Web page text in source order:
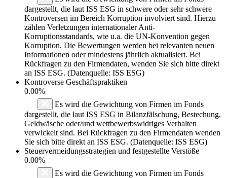
dargestellt, die laut ISS ESG in schwere oder sehr schwere
Kontroversen im Bereich Korruption involviert sind. Hierzu
zählen Verletzungen internationaler Anti-
Korruptionsstandards, wie u.a. die UN-Konvention gegen
Korruption. Die Bewertungen werden bei relevanten neuen
Informationen oder mindestens jährlich aktualisiert. Bei
Rückfragen zu den Firmendaten, wenden Sie sich bitte direkt
an ISS ESG. (Datenquelle: ISS ESG)
Kontroverse Geschäftspraktiken
0.00%
Es wird die Gewichtung von Firmen im Fonds
dargestellt, die laut ISS ESG in Bilanzfälschung, Bestechung,
Geldwäsche oder/und wettbewerbswidriges Verhalten
verwickelt sind. Bei Rückfragen zu den Firmendaten wenden
Sie sich bitte direkt an ISS ESG. (Datenquelle: ISS ESG)
Steuervermeidungsstrategien und festgestellte Verstöße
0.00%
Es wird die Gewichtung von Firmen im Fonds